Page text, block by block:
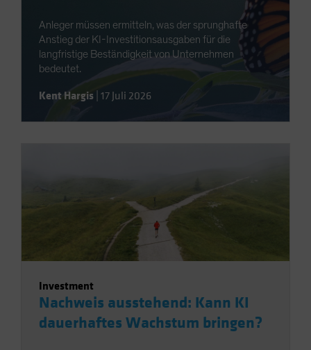
Anleger müssen ermitteln, was der sprunghafte
Anstieg der KI-Investitionsausgaben für die
langfristige Beständigkeit von Unternehmen
bedeutet.
Kent Hargis 17 Juli 2026
Investment
Nachweis ausstehend: Kann KI
dauerhaftes Wachstum bringen?